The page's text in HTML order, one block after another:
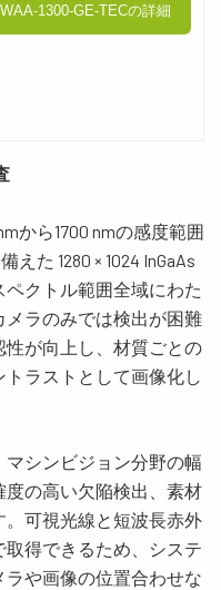
WAA-1300-GE-TECの詳細
から1700 nmの感度範囲
えた 1280 × 1024 InGaAs
クトル範囲全域にわた
ラのみでは検出が困難
が向上し、材質ごとの
ラストとして画像化し
マシンビジョン分野の幅
度の高い欠陥検出、素材
可視光線と短波長赤外
得できるため、システ
や画像の位置合わせな